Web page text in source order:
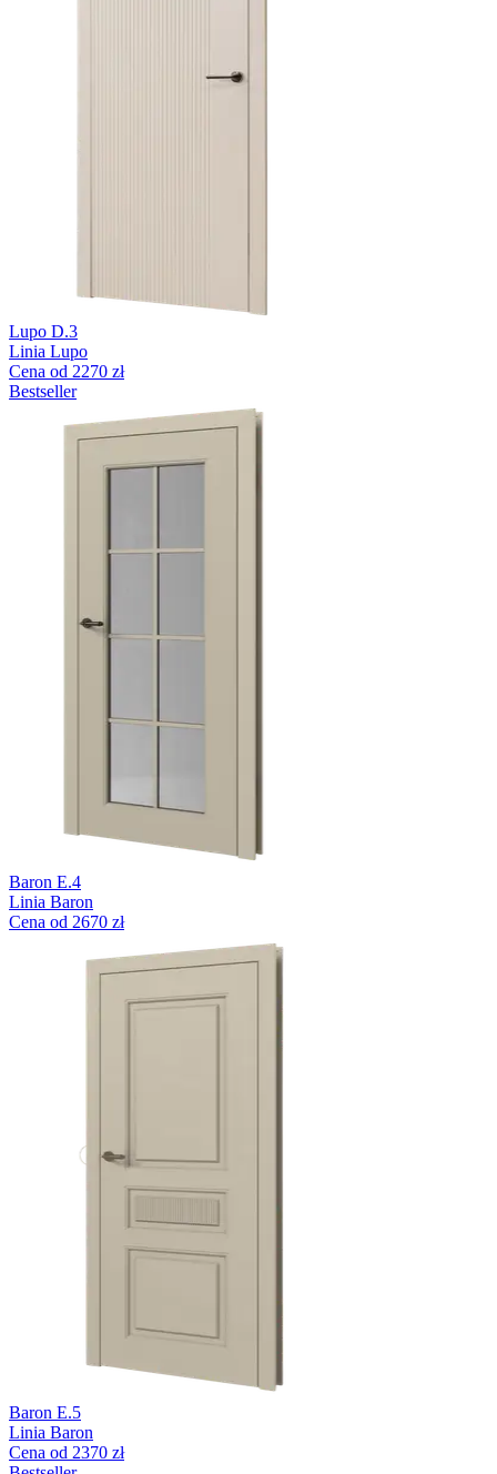
Lupo D.3
Linia Lupo
Cena od 2270 zł
Bestseller
Baron E.4
Linia Baron
Cena od 2670 zł
Baron E.5
Linia Baron
Cena od 2370 zł